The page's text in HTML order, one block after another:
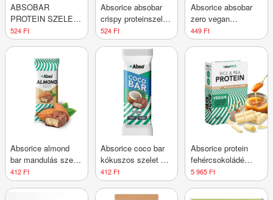
ABSOBAR
PROTEIN SZELET
CRISPY CSOKI-
MOGY
524 Ft
Absorice absobar
crispy proteinszelet
dupla csokoládés
ízesítésű 50 g
524 Ft
Absorice absobar
zero vegan
proteinszelet
banoffee pie 40 g
449 Ft
Absorice almond
bar mandulás szelet
35 g
412 Ft
Absorice coco bar
kókuszos szelet 35
g
412 Ft
Absorice protein
fehércsokoládé
karamell 500 g
5 965 Ft